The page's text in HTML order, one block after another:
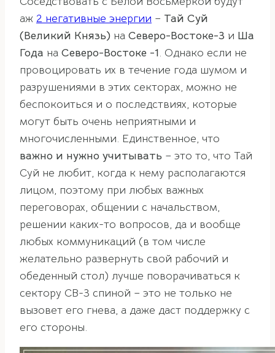
аж 2 негативные энергии – Тай Суй
(Великий Князь) на Северо-Востоке-3 и Ша
Года на Северо-Востоке -1. Однако если не
провоцировать их в течение года шумом и
разрушениями в этих секторах, можно не
беспокоиться и о последствиях, которые
могут быть очень неприятными и
многочисленными. Единственное, что
важно и нужно учитывать – это то, что Тай
Суй не любит, когда к нему располагаются
лицом, поэтому при любых важных
переговорах, общении с начальством,
решении каких-то вопросов, да и вообще
любых коммуникаций (в том числе
желательно развернуть свой рабочий и
обеденный стол) лучше поворачиваться к
сектору СВ-3 спиной – это не только не
вызовет его гнева, а даже даст поддержку с
его стороны.